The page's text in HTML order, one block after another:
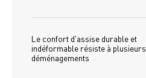
Le confort d'assise durable et
indéformable résiste à plusieurs
déménagements